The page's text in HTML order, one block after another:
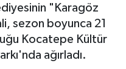
"Karagöz
sezon boyunca 21
Kocatepe Kültür
ağırladı.